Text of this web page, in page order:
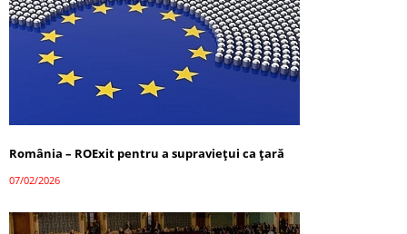
România – ROExit pentru a supraviețui ca țară
07/02/2026